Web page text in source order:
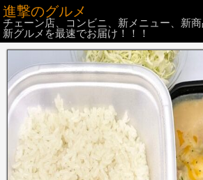
進撃のグルメ
チェーン店、コンビニ、新メニュー、新
新グルメを最速でお届け！！！